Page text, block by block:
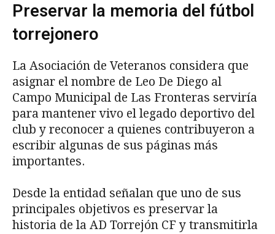
Preservar la memoria del fútbol
torrejonero
La Asociación de Veteranos considera que
asignar el nombre de Leo De Diego al
Campo Municipal de Las Fronteras serviría
para mantener vivo el legado deportivo del
club y reconocer a quienes contribuyeron a
escribir algunas de sus páginas más
importantes.
Desde la entidad señalan que uno de sus
principales objetivos es preservar la
historia de la AD Torrejón CF y transmitirla